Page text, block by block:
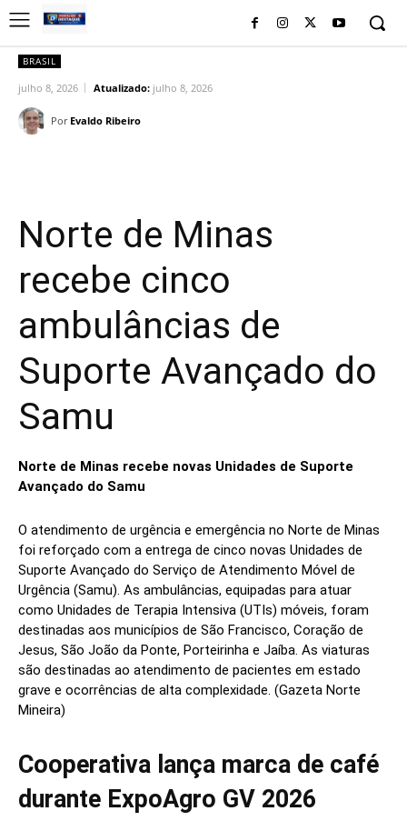
BRASIL
julho 8, 2026 Atualizado: julho 8, 2026
Por Evaldo Ribeiro
Norte de Minas
recebe cinco
ambulâncias de
Suporte Avançado do
Samu
Norte de Minas recebe novas Unidades de Suporte
Avançado do Samu
O atendimento de urgência e emergência no Norte de Minas
foi reforçado com a entrega de cinco novas Unidades de
Suporte Avançado do Serviço de Atendimento Móvel de
Urgência (Samu). As ambulâncias, equipadas para atuar
como Unidades de Terapia Intensiva (UTIs) móveis, foram
destinadas aos municípios de São Francisco, Coração de
Jesus, São João da Ponte, Porteirinha e Jaíba. As viaturas
são destinadas ao atendimento de pacientes em estado
grave e ocorrências de alta complexidade. (Gazeta Norte
Mineira)
Cooperativa lança marca de café
durante ExpoAgro GV 2026